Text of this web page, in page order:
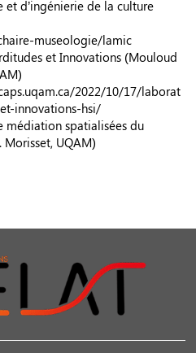
d’ingénierie de la culture
museologie/lamic
et Innovations (Mouloud
2022/10/17/laborat
innovations-hsi/
médiation spatialisées du
UQAM)